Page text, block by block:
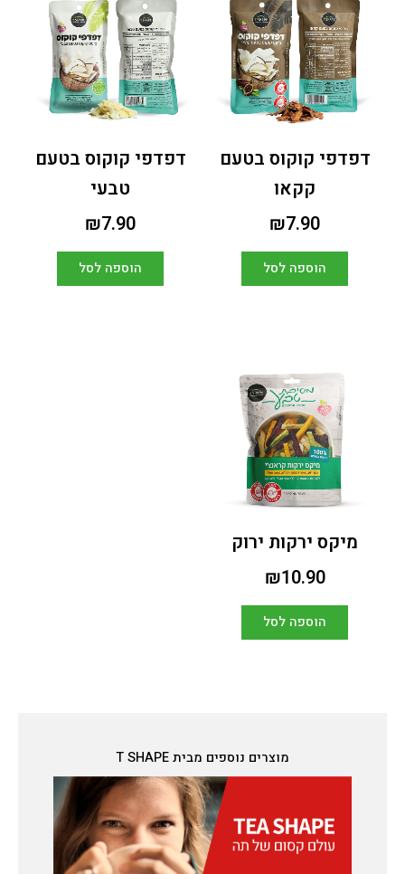
דפדפי קוקוס בטעם
קקאו
₪7.90
הוספה לסל
דפדפי קוקוס בטעם
טבעי
₪7.90
הוספה לסל
מיקס ירקות ירוק
₪10.90
הוספה לסל
מוצרים נוספים מבית T SHAPE